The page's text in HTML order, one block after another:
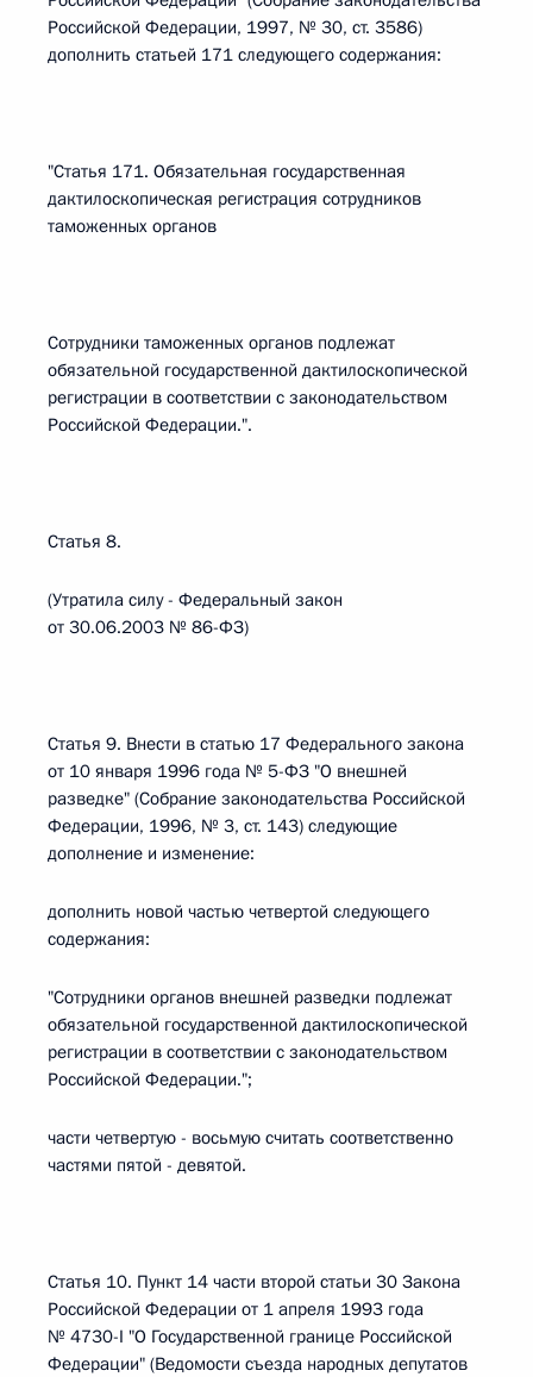
Российской Федерации, 1997, № 30, ст. 3586)
дополнить статьей 171 следующего содержания:
"Статья 171. Обязательная государственная
дактилоскопическая регистрация сотрудников
таможенных органов
Сотрудники таможенных органов подлежат
обязательной государственной дактилоскопической
регистрации в соответствии с законодательством
Российской Федерации.".
Статья 8.
(Утратила силу - Федеральный закон
от 30.06.2003 № 86-ФЗ)
Статья 9. Внести в статью 17 Федерального закона
от 10 января 1996 года № 5-ФЗ "О внешней
разведке" (Собрание законодательства Российской
Федерации, 1996, № 3, ст. 143) следующие
дополнение и изменение:
дополнить новой частью четвертой следующего
содержания:
"Сотрудники органов внешней разведки подлежат
обязательной государственной дактилоскопической
регистрации в соответствии с законодательством
Российской Федерации.";
части четвертую - восьмую считать соответственно
частями пятой - девятой.
Статья 10. Пункт 14 части второй статьи 30 Закона
Российской Федерации от 1 апреля 1993 года
№ 4730-I "О Государственной границе Российской
Федерации" (Ведомости съезда народных депутатов